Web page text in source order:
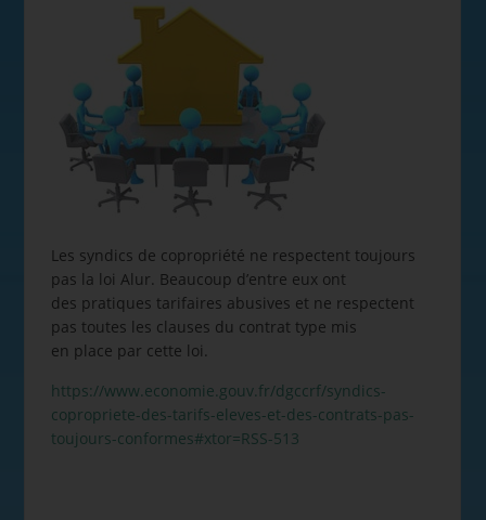
Les syndics de copropriété ne respectent toujours
pas la loi Alur. Beaucoup d’entre eux ont
des pratiques tarifaires abusives et ne respectent
pas toutes les clauses du contrat type mis
en place par cette loi.
https://www.economie.gouv.fr/dgccrf/syndics-
copropriete-des-tarifs-eleves-et-des-contrats-pas-
toujours-conformes#xtor=RSS-513